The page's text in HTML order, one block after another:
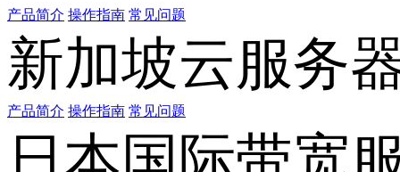
产品简介 操作指南 常见问题
新加坡云服务
产品简介 操作指南 常见问题